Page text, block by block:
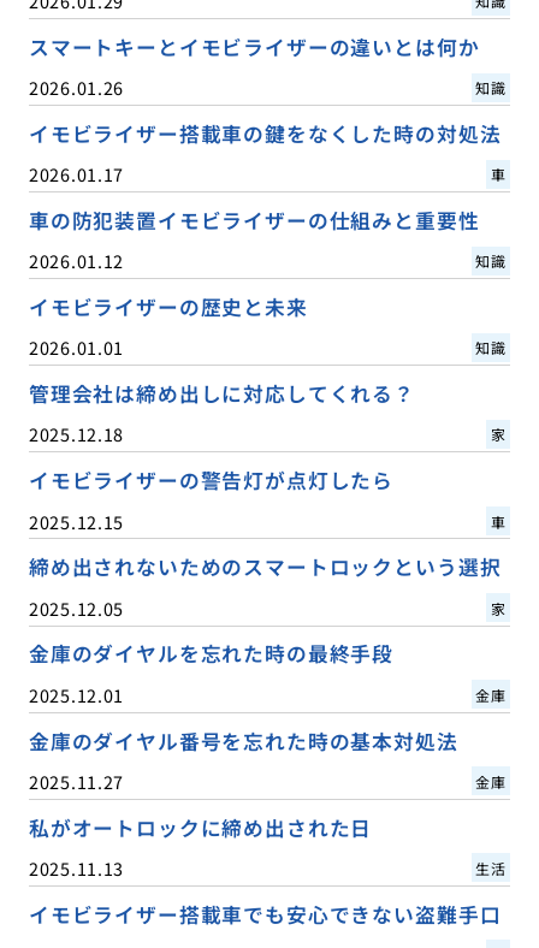
スマートキーとイモビライザーの違いとは何か
2026.01.26 知識
イモビライザー搭載車の鍵をなくした時の対処法
2026.01.17 車
車の防犯装置イモビライザーの仕組みと重要性
2026.01.12 知識
イモビライザーの歴史と未来
2026.01.01 知識
管理会社は締め出しに対応してくれる？
2025.12.18 家
イモビライザーの警告灯が点灯したら
2025.12.15 車
締め出されないためのスマートロックという選択
2025.12.05 家
金庫のダイヤルを忘れた時の最終手段
2025.12.01 金庫
金庫のダイヤル番号を忘れた時の基本対処法
2025.11.27 金庫
私がオートロックに締め出された日
2025.11.13 生活
イモビライザー搭載車でも安心できない盗難手口